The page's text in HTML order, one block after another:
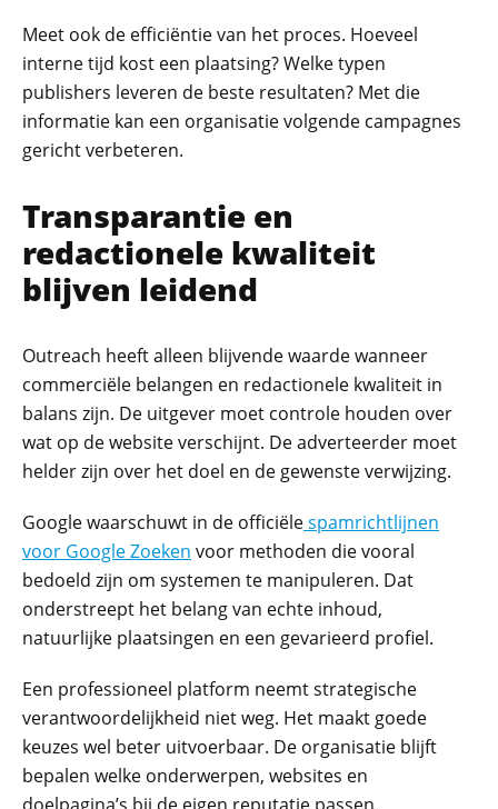
Meet ook de efficiëntie van het proces. Hoeveel
interne tijd kost een plaatsing? Welke typen
publishers leveren de beste resultaten? Met die
informatie kan een organisatie volgende campagnes
gericht verbeteren.
Transparantie en
redactionele kwaliteit
blijven leidend
Outreach heeft alleen blijvende waarde wanneer
commerciële belangen en redactionele kwaliteit in
balans zijn. De uitgever moet controle houden over
wat op de website verschijnt. De adverteerder moet
helder zijn over het doel en de gewenste verwijzing.
Google waarschuwt in de officiëlespamrichtlijnen
voor Google Zoeken voor methoden die vooral
bedoeld zijn om systemen te manipuleren. Dat
onderstreept het belang van echte inhoud,
natuurlijke plaatsingen en een gevarieerd profiel.
Een professioneel platform neemt strategische
verantwoordelijkheid niet weg. Het maakt goede
keuzes wel beter uitvoerbaar. De organisatie blijft
bepalen welke onderwerpen, websites en